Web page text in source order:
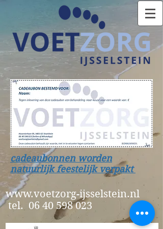
cadeaubonnen worden
natuurlijk feestelijk verpakt
www.voetzorg-ijsselstein.nl
tel. 06 40 598 023